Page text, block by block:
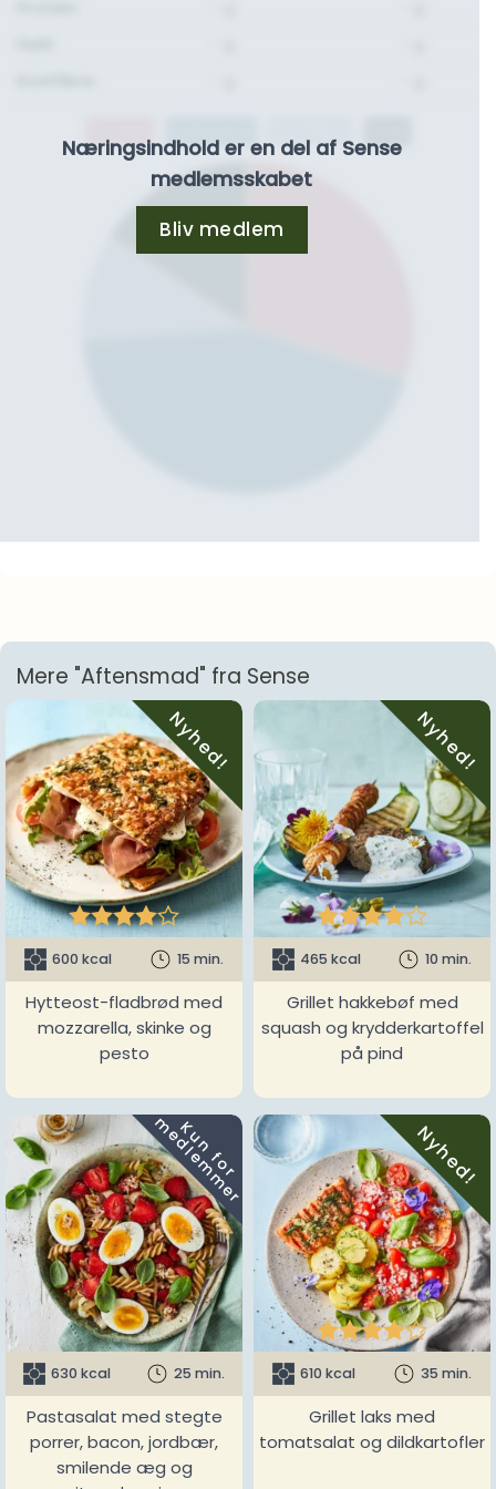
Næringsindhold er en del af Sense
medlemsskabet
Bliv medlem
Mere "Aftensmad" fra Sense
Nyhed!

600 kcal 15 min.
Hytteost-fladbrød med
mozzarella, skinke og
pesto
Nyhed!

465 kcal 10 min.
Grillet hakkebøf med
squash og krydderkartoffel
på pind
K
u
n
f
o
r
m
e
d
l
e
m
m
e
r
630 kcal 25 min.
Pastasalat med stegte
porrer, bacon, jordbær,
smilende æg og
Nyhed!

610 kcal 35 min.
Grillet laks med
tomatsalat og dildkartofler